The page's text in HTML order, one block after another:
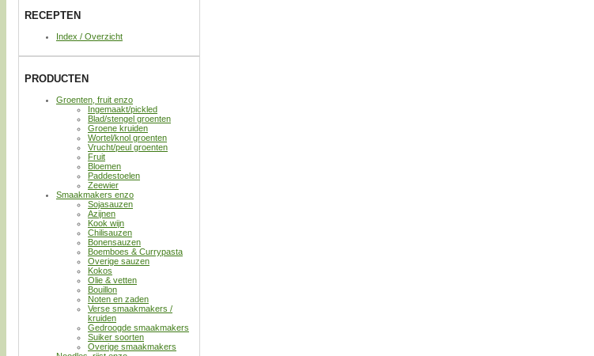
RECEPTEN
Index / Overzicht
PRODUCTEN
Groenten, fruit enzo
Ingemaakt/pickled
Blad/stengel groenten
Groene kruiden
Wortel/knol groenten
Vrucht/peul groenten
Fruit
Bloemen
Paddestoelen
Zeewier
Smaakmakers enzo
Sojasauzen
Azijnen
Kook wijn
Chilisauzen
Bonensauzen
Boemboes & Currypasta
Overige sauzen
Kokos
Olie & vetten
Bouillon
Noten en zaden
Verse smaakmakers /
kruiden
Gedroogde smaakmakers
Suiker soorten
Overige smaakmakers